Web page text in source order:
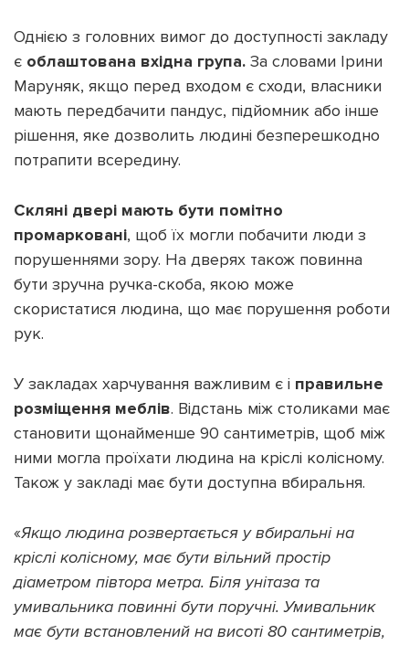
Однією з головних вимог до доступності закладу
є облаштована вхідна група. За словами Ірини
Маруняк, якщо перед входом є сходи, власники
мають передбачити пандус, підйомник або інше
рішення, яке дозволить людині безперешкодно
потрапити всередину.
Скляні двері мають бути помітно
промарковані, щоб їх могли побачити люди з
порушеннями зору. На дверях також повинна
бути зручна ручка-скоба, якою може
скористатися людина, що має порушення роботи
рук.
У закладах харчування важливим є і правильне
розміщення меблів. Відстань між столиками має
становити щонайменше 90 сантиметрів, щоб між
ними могла проїхати людина на кріслі колісному.
Також у закладі має бути доступна вбиральня.
«Якщо людина розвертається у вбиральні на
кріслі колісному, має бути вільний простір
діаметром півтора метра. Біля унітаза та
умивальника повинні бути поручні. Умивальник
має бути встановлений на висоті 80 сантиметрів,